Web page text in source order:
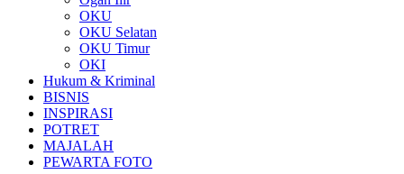
OKU
OKU Selatan
OKU Timur
OKI
Hukum & Kriminal
BISNIS
INSPIRASI
POTRET
MAJALAH
PEWARTA FOTO